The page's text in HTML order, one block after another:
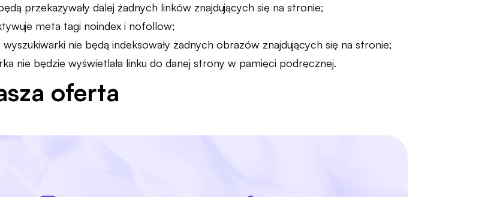
przekazywały dalej żadnych linków znajdujących się na stronie;
meta tagi noindex i nofollow;
nie będą indeksowały żadnych obrazów znajdujących się na stronie;
nie będzie wyświetlała linku do danej strony w pamięci podręcznej.
oferta